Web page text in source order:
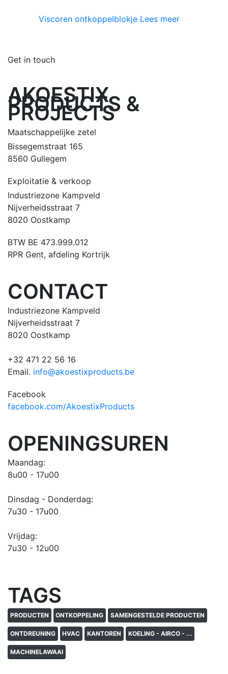
Viscoren ontkoppelblokje Lees meer
Get in touch
AKOESTIX
PRODUCTS &
PROJECTS
Maatschappelijke zetel
Bissegemstraat 165
8560 Gullegem
Exploitatie & verkoop
Industriezone Kampveld
Nijverheidsstraat 7
8020 Oostkamp
BTW BE 473.999.012
RPR Gent, afdeling Kortrijk
CONTACT
Industriezone Kampveld
Nijverheidsstraat 7
8020 Oostkamp
+32 471 22 56 16
Email. info@akoestixproducts.be
Facebook
facebook.com/AkoestixProducts
OPENINGSUREN
Maandag:
8u00 - 17u00
Dinsdag - Donderdag:
7u30 - 17u00
Vrijdag:
7u30 - 12u00
TAGS
PRODUCTEN ONTKOPPELING SAMENGESTELDE PRODUCTEN
ONTDREUNING HVAC KANTOREN KOELING - AIRCO - ...
MACHINELAWAAI